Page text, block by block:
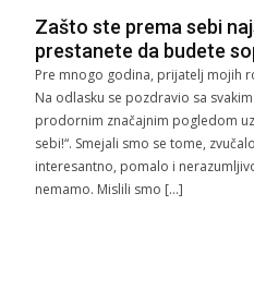
Zašto ste prema sebi
prestanete da budete
Pre mnogo godina, prijatelj mojih
Na odlasku se pozdravio sa
prodornim značajnim pogledom
sebi!“. Smejali smo se tome,
interesantno, pomalo i
nemamo. Mislili smo […]